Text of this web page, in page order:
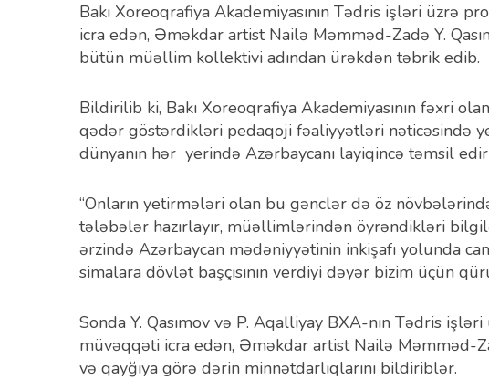
Bakı Xoreoqrafiya Akademiyasının Tədris işləri üzrə
icra edən, Əməkdar artist Nailə Məmməd-Zadə Y.
bütün müəllim kollektivi adından ürəkdən təbrik edib.
Bildirilib ki, Bakı Xoreoqrafiya Akademiyasının fəxri
qədər göstərdikləri pedaqoji fəaliyyətləri nəticəsində
dünyanın hər yerində Azərbaycanı layiqincə təmsil
“Onların yetirmələri olan bu gənclər də öz
tələbələr hazırlayır, müəllimlərindən öyrəndikləri
ərzində Azərbaycan mədəniyyətinin inkişafı yolunda
simalara dövlət başçısının verdiyi dəyər bizim üçün
Sonda Y. Qasımov və P. Aqalliyay BXA-nın Tədris
müvəqqəti icra edən, Əməkdar artist Nailə Məmməd-
və qayğıya görə dərin minnətdarlıqlarını bildiriblər.